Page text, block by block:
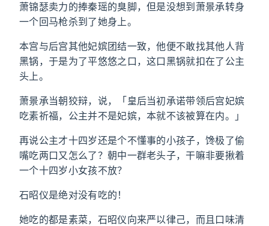
萧锦瑟卖力的捧秦瑶的臭脚，但是没想到萧景承转身
一个回马枪杀到了她身上。
本宫与后宫其他妃嫔团结一致，他便不敢找其他人背
黑锅，于是为了平悠悠之口，这口黑锅就扣在了公主
头上。
萧景承当朝狡辩，说，「皇后当初承诺带领后宫妃嫔
吃素祈福，公主并不是妃嫔，本就不该被算在内。」
再说公主才十四岁还是个不懂事的小孩子，馋极了偷
嘴吃两口又怎么了？朝中一群老头子，干嘛非要揪着
一个十四岁小女孩不放？
石昭仪是绝对没有吃的！
她吃的都是素菜，石昭仪向来严以律己，而且口味清